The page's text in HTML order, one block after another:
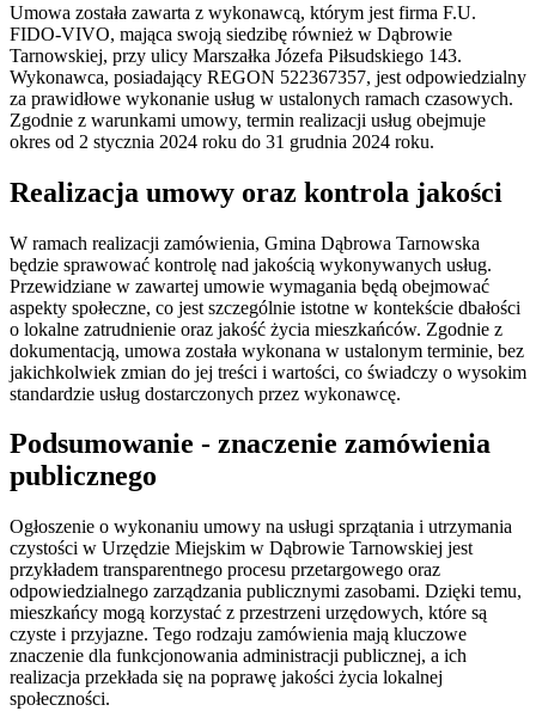
Umowa została zawarta z wykonawcą, którym jest firma F.U.
FIDO-VIVO, mająca swoją siedzibę również w Dąbrowie
Tarnowskiej, przy ulicy Marszałka Józefa Piłsudskiego 143.
Wykonawca, posiadający REGON 522367357, jest odpowiedzialny
za prawidłowe wykonanie usług w ustalonych ramach czasowych.
Zgodnie z warunkami umowy, termin realizacji usług obejmuje
okres od 2 stycznia 2024 roku do 31 grudnia 2024 roku.
Realizacja umowy oraz kontrola jakości
W ramach realizacji zamówienia, Gmina Dąbrowa Tarnowska
będzie sprawować kontrolę nad jakością wykonywanych usług.
Przewidziane w zawartej umowie wymagania będą obejmować
aspekty społeczne, co jest szczególnie istotne w kontekście dbałości
o lokalne zatrudnienie oraz jakość życia mieszkańców. Zgodnie z
dokumentacją, umowa została wykonana w ustalonym terminie, bez
jakichkolwiek zmian do jej treści i wartości, co świadczy o wysokim
standardzie usług dostarczonych przez wykonawcę.
Podsumowanie - znaczenie zamówienia
publicznego
Ogłoszenie o wykonaniu umowy na usługi sprzątania i utrzymania
czystości w Urzędzie Miejskim w Dąbrowie Tarnowskiej jest
przykładem transparentnego procesu przetargowego oraz
odpowiedzialnego zarządzania publicznymi zasobami. Dzięki temu,
mieszkańcy mogą korzystać z przestrzeni urzędowych, które są
czyste i przyjazne. Tego rodzaju zamówienia mają kluczowe
znaczenie dla funkcjonowania administracji publicznej, a ich
realizacja przekłada się na poprawę jakości życia lokalnej
społeczności.